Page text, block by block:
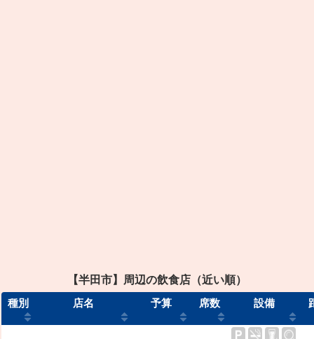
【半田市】周辺の飲食店（近い順）
種別 店名 予算 席数 設備